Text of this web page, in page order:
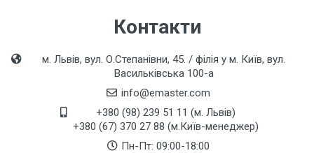
Контакти
м. Львів, вул. О.Степанівни, 45. / філія у м. Київ, вул.
Васильківська 100-а
info@emaster.com
+380 (98) 239 51 11 (м. Львів)
+380 (67) 370 27 88 (м.Київ-менеджер)
Пн-Пт: 09:00-18:00